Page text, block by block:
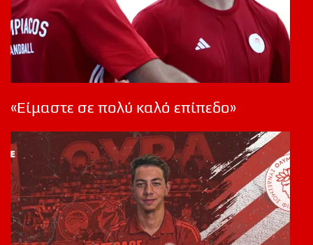
«Είμαστε σε πολύ καλό επίπεδο»